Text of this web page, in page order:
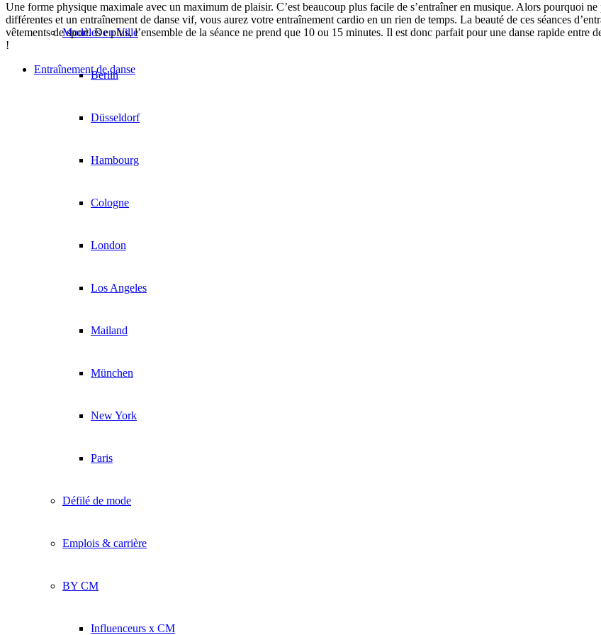
Modèles en Ville
Berlin
Düsseldorf
Hambourg
Cologne
London
Los Angeles
Mailand
München
New York
Paris
Défilé de mode
Emplois & carrière
BY CM
Influenceurs x CM
Une forme physique maximale avec un maximum de plaisir. C’est beaucoup plus facile de s’entraîner en musique. Alors pourquoi ne
différentes et un entraînement de danse vif, vous aurez votre entraînement cardio en un rien de temps. La beauté de ces séances
vêtements de sport. De plus, l’ensemble de la séance ne prend que 10 ou 15 minutes. Il est donc parfait pour une danse rapide
!
Entraînement de danse